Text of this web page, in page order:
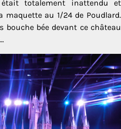
totalement inattendu et
au 1/24 de Poudlard.
bouche bée devant ce château